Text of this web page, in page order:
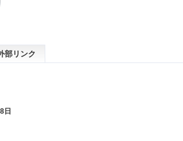
部リンク
日